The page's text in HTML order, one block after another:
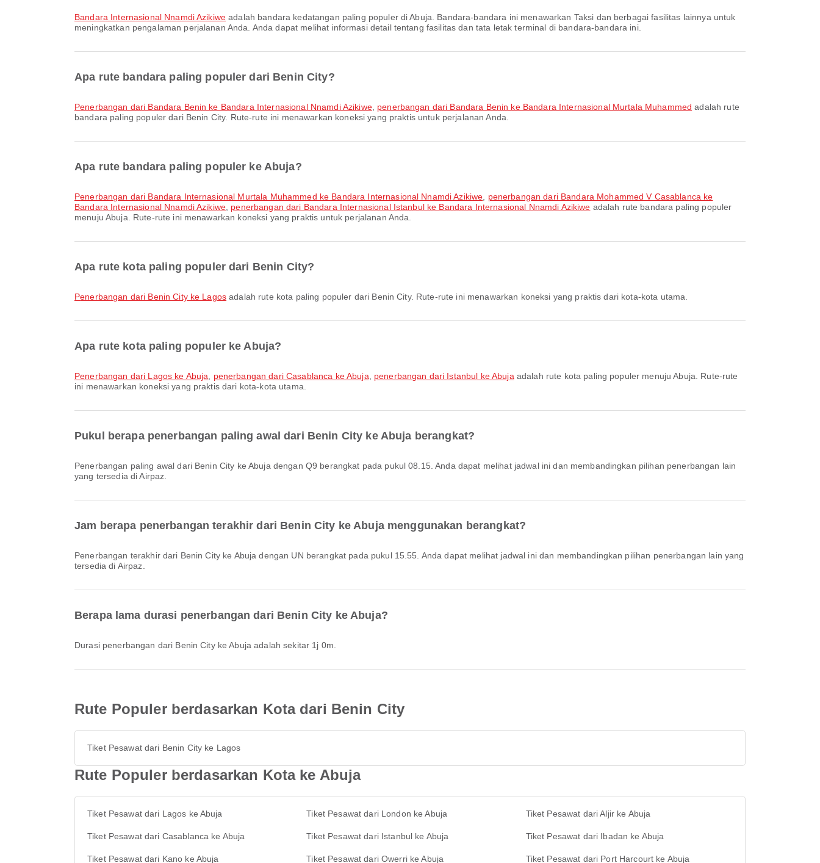
Bandara Internasional Nnamdi Azikiwe adalah bandara kedatangan paling populer di Abuja. Bandara-bandara ini menawarkan Taksi dan berbagai fasilitas lainnya untuk
meningkatkan pengalaman perjalanan Anda. Anda dapat melihat informasi detail tentang fasilitas dan tata letak terminal di bandara-bandara ini.
Apa rute bandara paling populer dari Benin City?
penerbangan dari Bandara Benin ke Bandara Internasional Nnamdi Azikiwe, penerbangan dari Bandara Benin ke Bandara Internasional Murtala Muhammed adalah rute
bandara paling populer dari Benin City. Rute-rute ini menawarkan koneksi yang praktis untuk perjalanan Anda.
Apa rute bandara paling populer ke Abuja?
penerbangan dari Bandara Internasional Murtala Muhammed ke Bandara Internasional Nnamdi Azikiwe
penerbangan dari Bandara Mohammed V Casablanca ke
Bandara Internasional Nnamdi Azikiwe penerbangan dari Bandara Internasional Istanbul ke Bandara Internasional Nnamdi Azikiwe adalah rute bandara paling populer
menuju Abuja. Rute-rute ini menawarkan koneksi yang praktis untuk perjalanan Anda.
Apa rute kota paling populer dari Benin City?
penerbangan dari Benin City ke Lagos adalah rute kota paling populer dari Benin City. Rute-rute ini menawarkan koneksi yang praktis dari kota-kota utama.
Apa rute kota paling populer ke Abuja?
penerbangan dari Lagos ke Abuja penerbangan dari Casablanca ke Abuja penerbangan dari Istanbul ke Abuja adalah rute kota paling populer menuju Abuja. Rute-rute
ini menawarkan koneksi yang praktis dari kota-kota utama.
Pukul berapa penerbangan paling awal dari Benin City ke Abuja berangkat?
Penerbangan paling awal dari Benin City ke Abuja dengan Q9 berangkat pada pukul 08.15. Anda dapat melihat jadwal ini dan membandingkan pilihan penerbangan lain
yang tersedia di Airpaz.
Jam berapa penerbangan terakhir dari Benin City ke Abuja menggunakan berangkat?
Penerbangan terakhir dari Benin City ke Abuja dengan UN berangkat pada pukul 15.55. Anda dapat melihat jadwal ini dan membandingkan pilihan penerbangan lain yang
tersedia di Airpaz.
Berapa lama durasi penerbangan dari Benin City ke Abuja?
Durasi penerbangan dari Benin City ke Abuja adalah sekitar 1j 0m.
Rute Populer berdasarkan Kota dari Benin City
Tiket Pesawat dari Benin City ke Lagos
Rute Populer berdasarkan Kota ke Abuja
Tiket Pesawat dari Lagos ke Abuja Tiket Pesawat dari London ke Abuja Tiket Pesawat dari Aljir ke Abuja
Tiket Pesawat dari Casablanca ke Abuja Tiket Pesawat dari Istanbul ke Abuja Tiket Pesawat dari Ibadan ke Abuja
Tiket Pesawat dari Kano ke Abuja Tiket Pesawat dari Owerri ke Abuja Tiket Pesawat dari Port Harcourt ke Abuja